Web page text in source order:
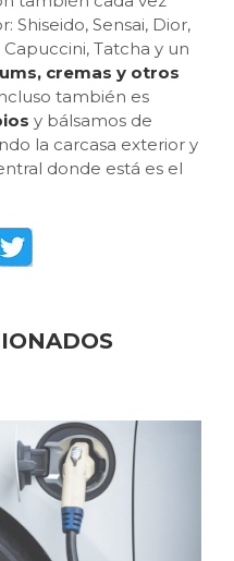
Shiseido, Sensai, Dior,
Tatcha y un
cremas y otros
también es
y bálsamos de
la carcasa exterior y
donde está es el